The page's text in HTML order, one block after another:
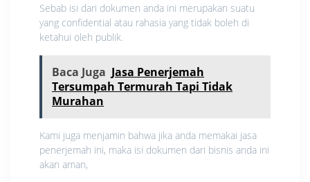
Sebab isi dari dokumen anda ini merupakan suatu
yang confidential atau rahasia yang tidak boleh di
ketahui oleh publik.
Baca Juga Jasa Penerjemah
Tersumpah Termurah Tapi Tidak
Murahan
Kami juga menjamin bahwa jika anda memakai jasa
penerjemah ini, maka isi dokumen dari bisnis anda ini
akan aman,